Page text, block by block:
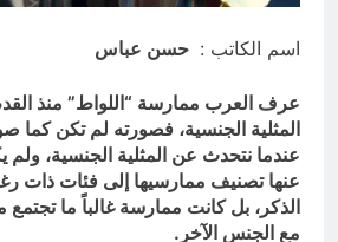
اسم الكاتب : حسن عباس
عرف العرب ممارسة “اللواط” منذ
المثلية الجنسية، فصورته لم تكن كما
عندما نتحدث عن المثلية الجنسية، ولم
عنها تصنيف ممارسيها إلى فئات ذات
الذكر، بل كانت ممارسة غالباً ما
مع الجنس الآخر.